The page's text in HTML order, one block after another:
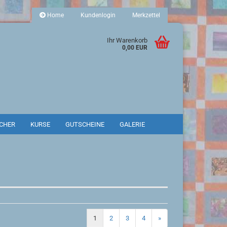
Home Kundenlogin Merkzettel
Ihr Warenkorb
0,00 EUR
KURSE GUTSCHEINE GALERIE
1 2 3 4 »